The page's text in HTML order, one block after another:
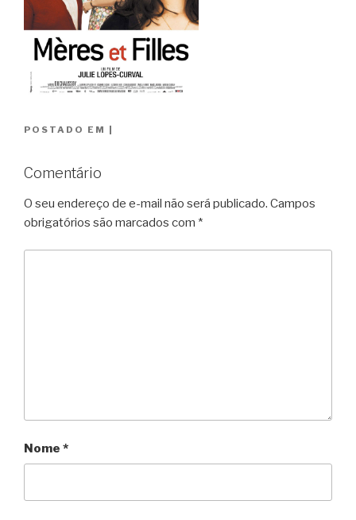
POSTADO EM
Comentário
O seu endereço de e-mail não será publicado. Campos
obrigatórios são marcados com *
Nome *